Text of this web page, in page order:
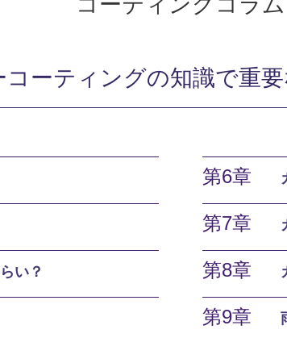
コーティングの知識で重要
い？
第6章
第7章
第8章
第9章